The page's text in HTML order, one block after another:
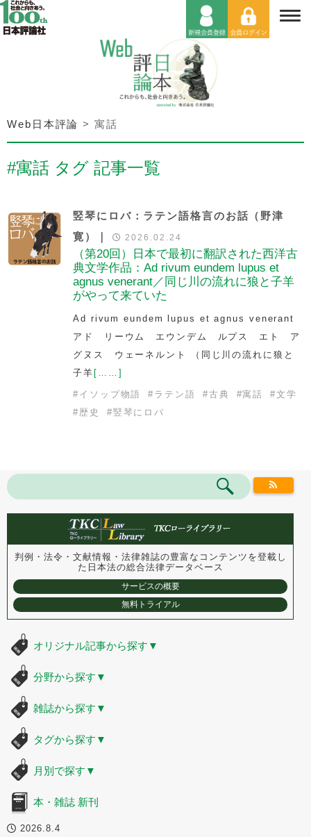
Web日本評論 >寓話
#寓話 タグ 記事一覧
竪琴にロバ：ラテン語格言のお話（野津
寛）｜
2026.02.24
（第20回）日本で最初に翻訳された西洋古
典文学作品：Ad rivum eundem lupus et
agnus venerant／同じ川の流れに狼と子羊
がやって来ていた
Ad rivum eundem lupus et agnus venerant
アド リーウム エウンデム ルプス エト ア
グヌス ウェーネルント （同じ川の流れに狼と
子羊 [……]
# イソップ物語 # ラテン語 #古典 #寓話 #文学
# 歴史 #竪琴にロバ
判例・法令・文献情報・法律雑誌の豊富なコンテンツを登載し
た 日本法の総合法律データベース
サービスの概要
無料トライアル
オリジナル記事から探す ▼
分野から探す ▼
雑誌から探す ▼
タグから探す ▼
月別で探す ▼
本・雑誌 新刊
2026.8.4